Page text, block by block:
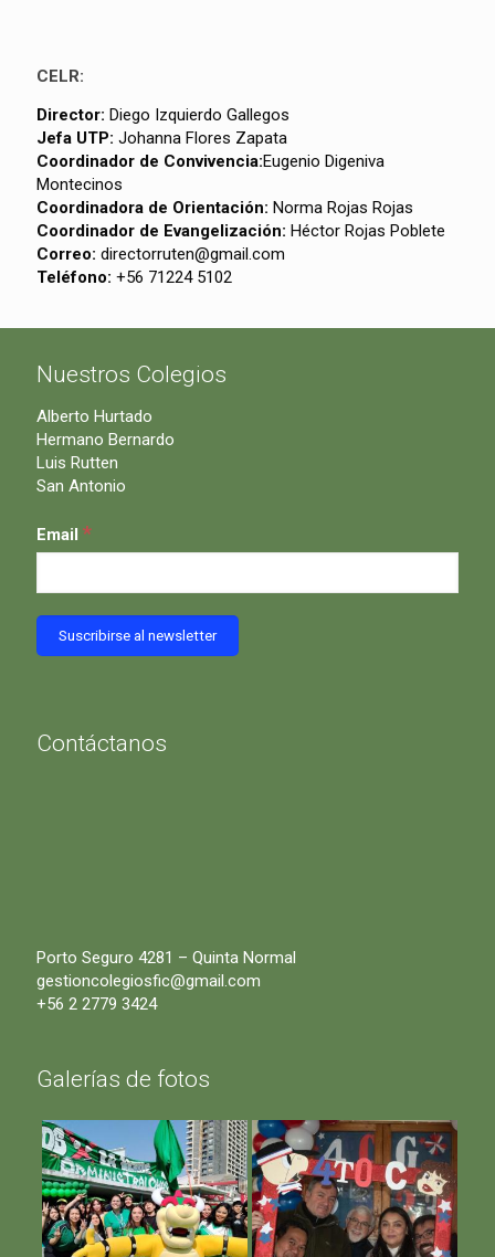
CELR:
Director: Diego Izquierdo Gallegos
Jefa UTP: Johanna Flores Zapata
Coordinador de Convivencia:Eugenio Digeniva
Montecinos
Coordinadora de Orientación: Norma Rojas Rojas
Coordinador de Evangelización: Héctor Rojas Poblete
Correo: directorruten@gmail.com
Teléfono: +56 71224 5102
Nuestros Colegios
Alberto Hurtado
Hermano Bernardo
Luis Rutten
San Antonio
Email *
Contáctanos
Porto Seguro 4281 – Quinta Normal
gestioncolegiosfic@gmail.com
+56 2 2779 3424
Galerías de fotos